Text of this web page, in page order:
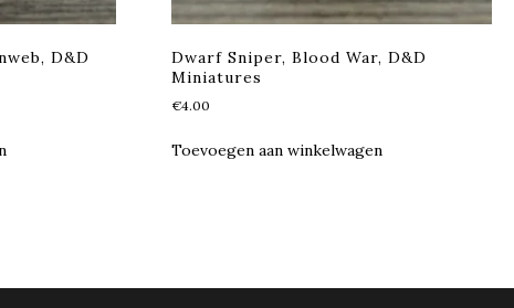
D&D
Dwarf Sniper, Blood War, D&D
Miniatures
€4.00
Toevoegen aan winkelwagen